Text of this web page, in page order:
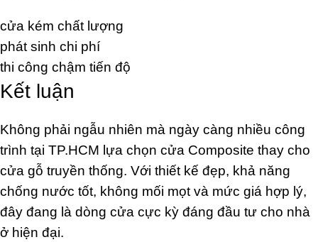
cửa kém chất lượng
phát sinh chi phí
thi công chậm tiến độ
Kết luận
Không phải ngẫu nhiên mà ngày càng nhiều công
trình tại TP.HCM lựa chọn cửa Composite thay cho
cửa gỗ truyền thống. Với thiết kế đẹp, khả năng
chống nước tốt, không mối mọt và mức giá hợp lý,
đây đang là dòng cửa cực kỳ đáng đầu tư cho nhà
ở hiện đại.